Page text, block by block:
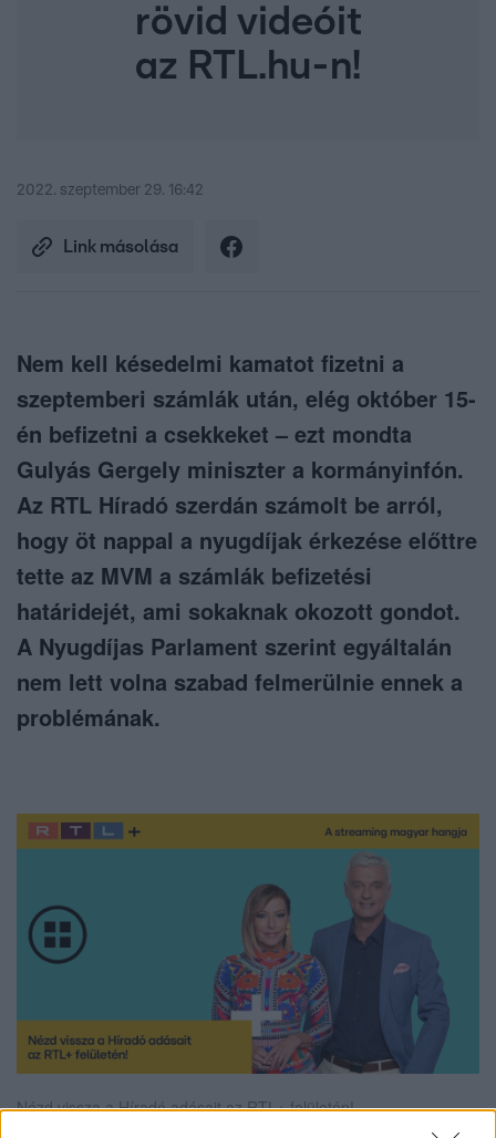
rövid videóit
az RTL.hu-n!
2022. szeptember 29. 16:42
Link másolása
Nem kell késedelmi kamatot fizetni a
szeptemberi számlák után, elég október 15-
én befizetni a csekkeket – ezt mondta
Gulyás Gergely miniszter a kormányinfón.
Az RTL Híradó szerdán számolt be arról,
hogy öt nappal a nyugdíjak érkezése előttre
tette az MVM a számlák befizetési
határidejét, ami sokaknak okozott gondot.
A Nyugdíjas Parlament szerint egyáltalán
nem lett volna szabad felmerülnie ennek a
problémának.
Nézd vissza a Híradó adásait az RTL+ felületén!